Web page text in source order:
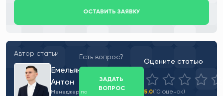
ОСТАВИТЬ ЗАЯВКУ
Автор статьи
Емельянов
Антон
Менеджер по
Есть вопрос?
ЗАДАТЬ
ВОПРОС
Оцените статью
5.0(10 оценок)